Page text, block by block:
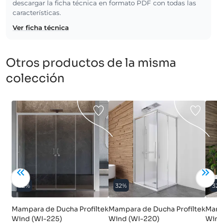
descargar la ficha técnica en formato PDF con todas las
características.
Ver ficha técnica
Otros productos de la misma
colección
32%
Mampara de Ducha Profiltek
Wind (WI-225)
32%
Mampara de Ducha Profiltek
Wind (WI-220)